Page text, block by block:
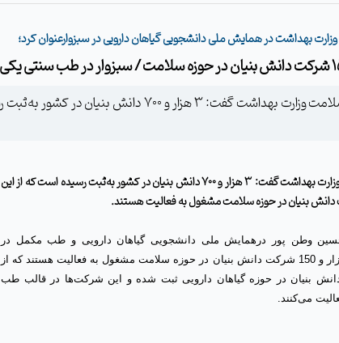
بهداشت در همایش ملی دانشجویی گیاهان دارویی در سبزوارعنوان کرد؛
بهداشت گفت:
3 هزار و 700 دانش بنیان در کشور به‌ثبت رسیده است که از این
وطن پور درهمایش ملی دانشجویی گیاهان دارویی و طب مکمل در
یک هزار و 150 شرکت دانش بنیان در حوزه سلامت مشغول به ‌فعالیت هستند که از
170 شرکت دانش بنیان در حوزه گیاهان دارویی ثبت شده و این شرکت‌ها در قالب طب
می‌کنند.